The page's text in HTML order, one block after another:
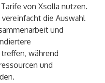
von Xsolla nutzen.
die Auswahl
und
während
und